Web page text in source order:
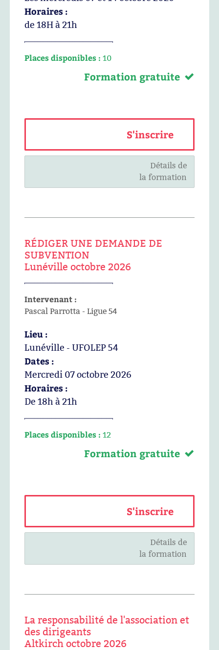
Horaires :
de 18H à 21h
Places disponibles : 10
Formation gratuite
S'inscrire
Détails de
la formation
RÉDIGER UNE DEMANDE DE
SUBVENTION
Lunéville octobre 2026
Intervenant :
Pascal Parrotta - Ligue 54
Lieu :
Lunéville - UFOLEP 54
Dates :
Mercredi 07 octobre 2026
Horaires :
De 18h à 21h
Places disponibles : 12
Formation gratuite
S'inscrire
Détails de
la formation
La responsabilité de l'association et
des dirigeants
Altkirch octobre 2026